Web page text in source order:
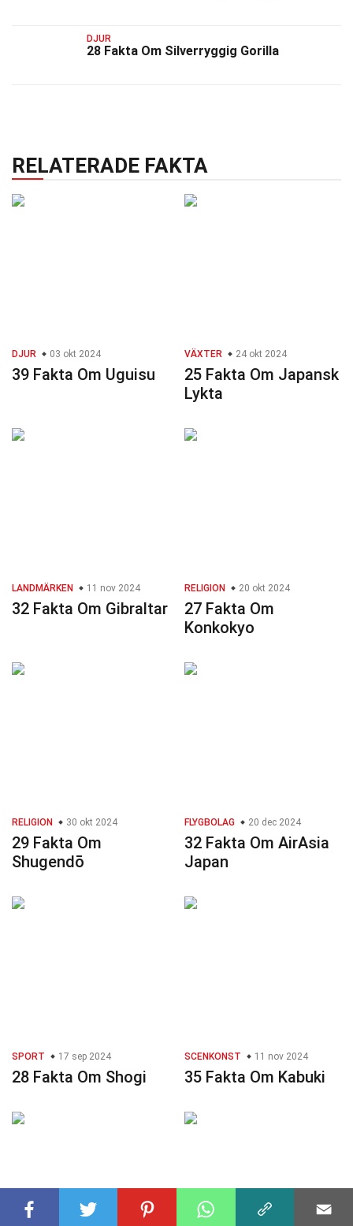
DJUR
28 Fakta Om Silverryggig Gorilla
RELATERADE FAKTA
DJUR 03 okt 2024
39 Fakta Om Uguisu
VÄXTER 24 okt 2024
25 Fakta Om Japansk
Lykta
LANDMÄRKEN 11 nov 2024
32 Fakta Om Gibraltar
RELIGION 20 okt 2024
27 Fakta Om
Konkokyo
RELIGION 30 okt 2024
29 Fakta Om
Shugendō
FLYGBOLAG 20 dec 2024
32 Fakta Om AirAsia
Japan
SPORT 17 sep 2024
28 Fakta Om Shogi
SCENKONST 11 nov 2024
35 Fakta Om Kabuki